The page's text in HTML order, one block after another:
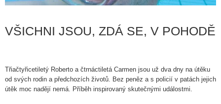
VŠICHNI JSOU, ZDÁ SE, V POHODĚ
Třiačtyřicetiletý Roberto a čtrnáctiletá Carmen jsou už dva dny na útěku
od svých rodin a předchozích životů. Bez peněz a s policií v patách jejich
útěk moc nadějí nemá. Příběh inspirovaný skutečnými událostmi.